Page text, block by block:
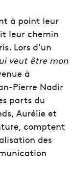
à point leur
leur chemin
Lors d’un
veut être mon
à
Pierre Nadir
parts du
Aurélie et
comptent
des